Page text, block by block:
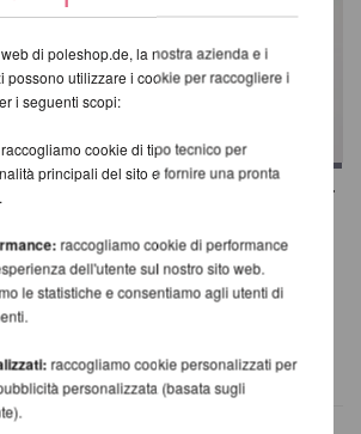
20
di
Lupit Pole Pro G4 per
da 756,30 EUR
incl. 20 % UST escl.
Costi di spedizione
di poleshop.de, la nostra azienda e i
possono utilizzare i cookie per raccogliere i
i seguenti scopi:
raccogliamo cookie di tipo tecnico per
principali del sito e fornire una pronta
raccogliamo cookie di performance
dell'utente sul nostro sito web.
le statistiche e consentiamo agli utenti di
raccogliamo cookie personalizzati per
personalizzata (basata sugli